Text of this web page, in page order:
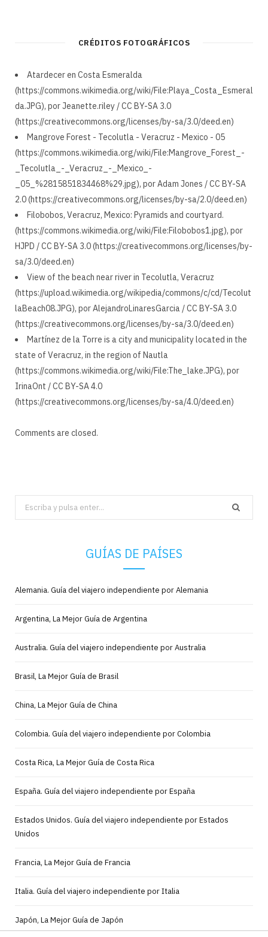
CRÉDITOS FOTOGRÁFICOS
Atardecer en Costa Esmeralda
(https://commons.wikimedia.org/wiki/File:Playa_Costa_Esmeral
da.JPG), por Jeanette.riley / CC BY-SA 3.0
(https://creativecommons.org/licenses/by-sa/3.0/deed.en)
Mangrove Forest - Tecolutla - Veracruz - Mexico - 05
(https://commons.wikimedia.org/wiki/File:Mangrove_Forest_-
_Tecolutla_-_Veracruz_-_Mexico_-
_05_%2815851834468%29.jpg), por Adam Jones / CC BY-SA
2.0 (https://creativecommons.org/licenses/by-sa/2.0/deed.en)
Filobobos, Veracruz, Mexico: Pyramids and courtyard.
(https://commons.wikimedia.org/wiki/File:Filobobos1.jpg), por
HJPD / CC BY-SA 3.0 (https://creativecommons.org/licenses/by-
sa/3.0/deed.en)
View of the beach near river in Tecolutla, Veracruz
(https://upload.wikimedia.org/wikipedia/commons/c/cd/Tecolut
laBeach08.JPG), por AlejandroLinaresGarcia / CC BY-SA 3.0
(https://creativecommons.org/licenses/by-sa/3.0/deed.en)
Martínez de la Torre is a city and municipality located in the
state of Veracruz, in the region of Nautla
(https://commons.wikimedia.org/wiki/File:The_lake.JPG), por
IrinaOnt / CC BY-SA 4.0
(https://creativecommons.org/licenses/by-sa/4.0/deed.en)
Comments are closed.
Search
for:
GUÍAS DE PAÍSES
Alemania. Guía del viajero independiente por Alemania
Argentina, La Mejor Guía de Argentina
Australia. Guía del viajero independiente por Australia
Brasil, La Mejor Guía de Brasil
China, La Mejor Guía de China
Colombia. Guía del viajero independiente por Colombia
Costa Rica, La Mejor Guía de Costa Rica
España. Guía del viajero independiente por España
Estados Unidos. Guía del viajero independiente por Estados
Unidos
Francia, La Mejor Guía de Francia
Italia. Guía del viajero independiente por Italia
Japón, La Mejor Guía de Japón